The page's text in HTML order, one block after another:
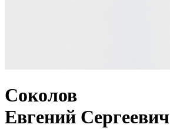
Соколов
Евгений Сергеевич